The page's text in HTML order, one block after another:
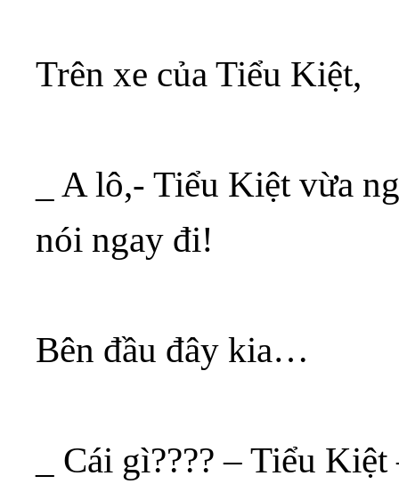
Trên xe của Tiểu Kiệt,
_ A lô,- Tiểu Kiệt vừa
nói ngay đi!
Bên đầu đây kia…
_ Cái gì???? – Tiểu